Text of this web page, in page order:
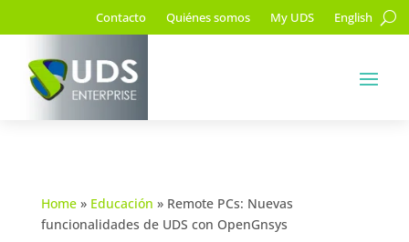
Contacto Quiénes somos My UDS English
Home» Educación » Remote PCs: Nuevas
funcionalidades de UDS con OpenGnsys